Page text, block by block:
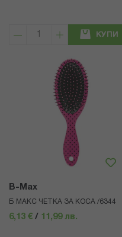
КУПИ
B-Max
Б МАКС ЧЕТКА ЗА КОСА /6344
6,13 € / 11,99 лв.